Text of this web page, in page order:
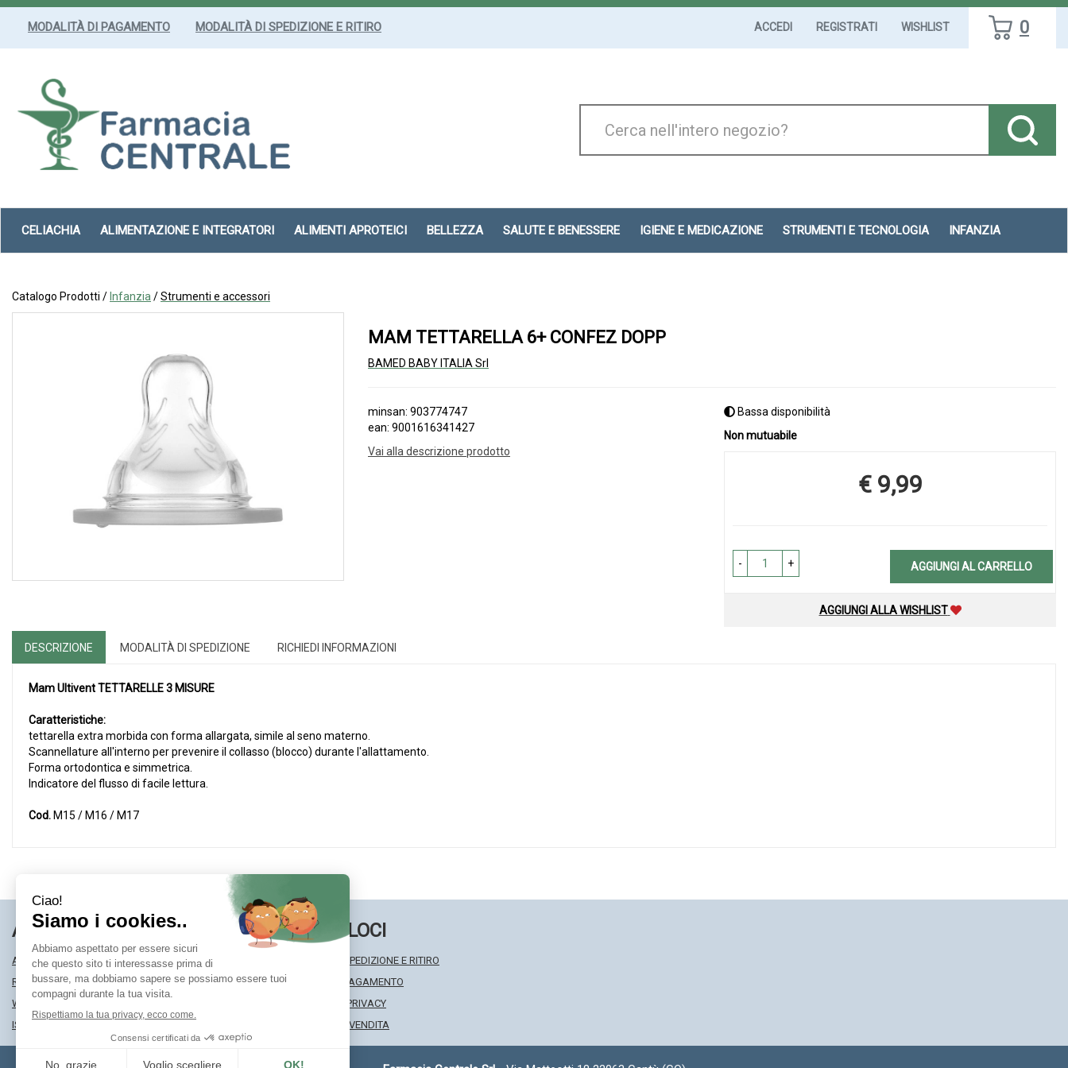
Passa
MODALITÀ DI PAGAMENTO MODALITÀ DI SPEDIZIONE E RITIRO ACCEDI REGISTRATI WISHLIST 0
Prodotto
CELIACHIA ALIMENTAZIONE E INTEGRATORI ALIMENTI APROTEICI BELLEZZA SALUTE E BENESSERE IGIENE E MEDICAZIONE STRUMENTI E TECNOLOGIA INFANZIA
Catalogo Prodotti / Infanzia /Strumenti e accessori
MAM TETTARELLA 6+ CONFEZ DOPP
BAMED BABY ITALIA Srl
minsan: 903774747
ean: 9001616341427
Vai alla descrizione prodotto
Bassa disponibilità
Non mutuabile
Prezzo
€ 9,99
- + AGGIUNGI AL CARRELLO
AGGIUNGI ALLA WISHLIST
DESCRIZIONE MODALITÀ DI SPEDIZIONE RICHIEDI INFORMAZIONI
Mam UltiventTETTARELLE 3 MISURE
Caratteristiche:
tettarella extra morbida con forma allargata, simile al seno materno.
Scannellature all'interno per prevenire il collasso (blocco) durante l'allattamento.
Forma ortodontica e simmetrica.
Indicatore del flusso di facile lettura.
Cod. M15 / M16 / M17
AREA UTENTE
ACCEDI
REGISTRATI
WISHLIST
ISCRIZIONE ALLA NEWSLETTER
LINK VELOCI
MODALITÀ DI SPEDIZIONE E RITIRO
MODALITÀ DI PAGAMENTO
INFORMATIVA PRIVACY
CONDIZIONI DI VENDITA